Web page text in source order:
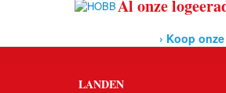
Al onze
› Koop
LANDEN